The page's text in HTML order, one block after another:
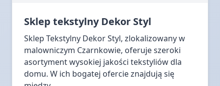
Sklep tekstylny Dekor Styl
Sklep Tekstylny Dekor Styl, zlokalizowany w
malowniczym Czarnkowie, oferuje szeroki
asortyment wysokiej jakości tekstyliów dla
domu. W ich bogatej ofercie znajdują się